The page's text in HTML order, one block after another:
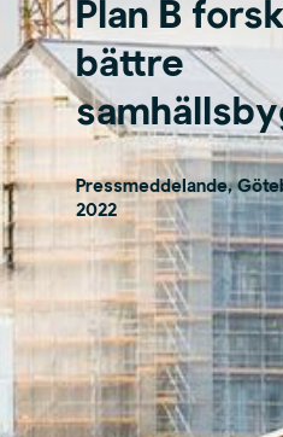
Plan B
bättre
Pressmeddelande,
2022